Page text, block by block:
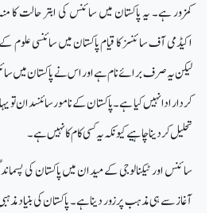
کمزور ہے۔ یہ پاکستان میں سائنس کی ابتر حالت کا
اکیڈمی آف سائنسز کا قیام پاکستان میں سائنسی
لیکن یہ صرف برائے نام ہے اور اس نے پاکستان میں
کردار ادا نہیں کیا ہے۔ پاکستان کے نامور سائنسدان
تحلیل کر دینا چاہیے کیونکہ یہ کسی کام کا نہیں ہے۔
سائنس اور ٹیکنالوجی کے میدان میں پاکستان کی
آغاز سے ہی مذہب پر زور دینا ہے۔ پاکستان کی بنیاد